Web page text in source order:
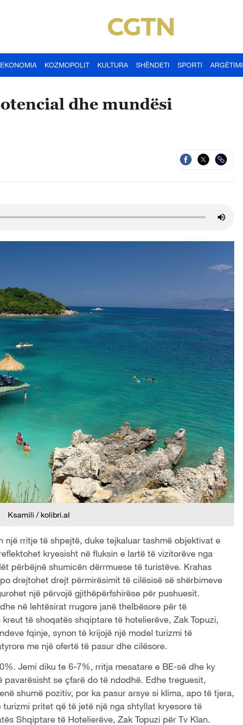
EKONOMIA KOZMOPOLIT KULTURA SHËNDETI SPORTI ARGËTIMI
dhe mundësi
Ksamili / kolibri.al
një rritje të shpejtë, duke tejkaluar tashmë objektivat e
kryesisht në fluksin e lartë të vizitorëve nga
përbëjnë shumicën dërrmuese të turistëve. Krahas
drejtohet drejt përmirësimit të cilësisë së shërbimeve
një përvojë gjithëpërfshirëse për pushuesit.
në lehtësirat rrugore janë thelbësore për të
të shoqatës shqiptare të hotelierëve, Zak Topuzi,
fqinje, synon të krijojë një model turizmi të
me një ofertë të pasur dhe cilësore.
Jemi diku te 6-7%, rritja mesatare e BE-së dhe ky
se çfarë do të ndodhë. Edhe treguesit,
shumë pozitiv, por ka pasur arsye si klima, apo të tjera,
pritet që të jetë një nga shtyllat kryesore të
Shqiptare të Hotelierëve, Zak Topuzi për Tv Klan.